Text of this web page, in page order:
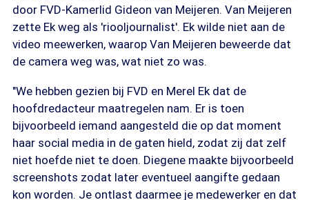
door FVD-Kamerlid Gideon van Meijeren. Van Meijeren
zette Ek weg als 'riooljournalist'. Ek wilde niet aan de
video meewerken, waarop Van Meijeren beweerde dat
de camera weg was, wat niet zo was.
"We hebben gezien bij FVD en Merel Ek dat de
hoofdredacteur maatregelen nam. Er is toen
bijvoorbeeld iemand aangesteld die op dat moment
haar social media in de gaten hield, zodat zij dat zelf
niet hoefde niet te doen. Diegene maakte bijvoorbeeld
screenshots zodat later eventueel aangifte gedaan
kon worden. Je ontlast daarmee je medewerker en dat